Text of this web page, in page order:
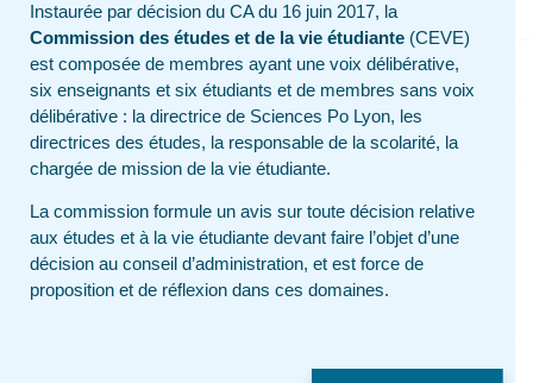
Instaurée par décision du CA du 16 juin 2017, la
Commission des études et de la vie étudiante (CEVE)
est composée de membres ayant une voix délibérative,
six enseignants et six étudiants et de membres sans voix
délibérative : la directrice de Sciences Po Lyon, les
directrices des études, la responsable de la scolarité, la
chargée de mission de la vie étudiante.
La commission formule un avis sur toute décision relative
aux études et à la vie étudiante devant faire l’objet d’une
décision au conseil d’administration, et est force de
proposition et de réflexion dans ces domaines.